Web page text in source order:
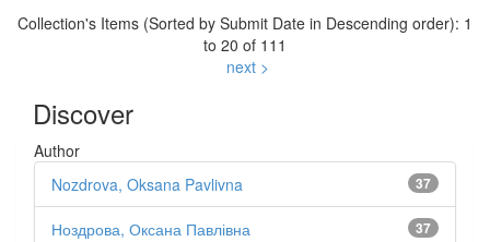
Collection's Items (Sorted by Submit Date in Descending order): 1
to 20 of 111
next >
Discover
Author
37
Nozdrova, Oksana Pavlivna
37
Ноздрова, Оксана Павлівна